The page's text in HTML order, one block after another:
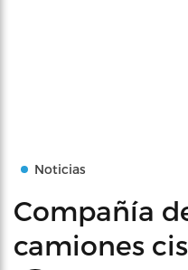
Noticias
Compañía
camiones